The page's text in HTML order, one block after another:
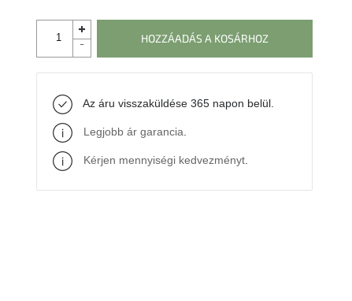
HOZZÁADÁS A KOSÁRHOZ
Az áru visszaküldése 365 napon belül.
Legjobb ár garancia
Kérjen mennyiségi kedvezményt.